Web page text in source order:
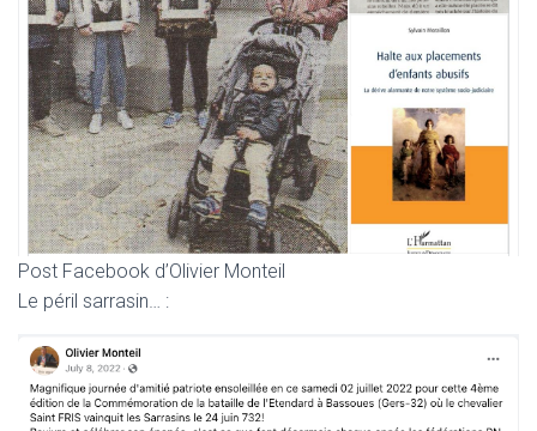
Post Facebook d’Olivier Monteil
Le péril sarrasin… :